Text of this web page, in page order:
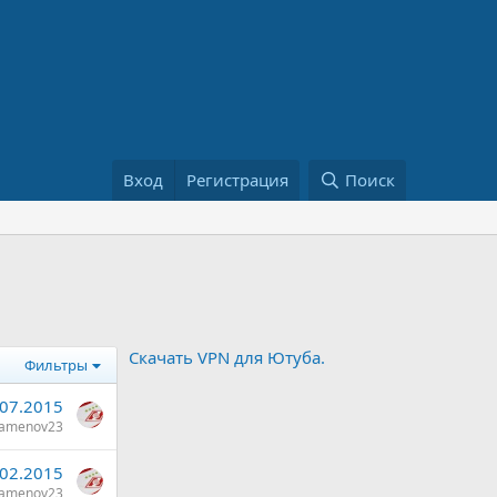
Вход Регистрация Поиск
Фильтры
Скачать VPN для Ютуба.